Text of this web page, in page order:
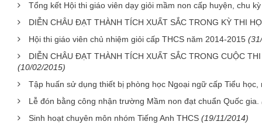
Tổng kết Hội thi giáo viên dạy giỏi mầm non cấp huyện, chu
DIỄN CHÂU ĐẠT THÀNH TÍCH XUẤT SẮC TRONG KỲ THI
Hội thi giáo viên chủ nhiệm giỏi cấp THCS năm 2014-2015
DIỄN CHÂU ĐẠT THÀNH TÍCH XUẤT SẮC TRONG CUỘC
(10/02/2015)
Tập huấn sử dụng thiết bị phòng học Ngoại ngữ cấp Tiểu học,
Lễ đón bằng công nhận trường Mầm non đạt chuẩn Quốc gia.
Sinh hoạt chuyên môn nhóm Tiếng Anh THCS (19/11/2014)